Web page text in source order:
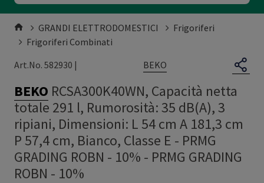
GRANDI ELETTRODOMESTICI
Frigoriferi
Frigoriferi Combinati
Art.No. 582930 |
BEKO
BEKO RCSA300K40WN, Capacità netta
totale 291 l, Rumorosità: 35 dB(A), 3
ripiani, Dimensioni: L 54 cm A 181,3 cm
P 57,4 cm, Bianco, Classe E - PRMG
GRADING ROBN - 10% - PRMG GRADING
ROBN - 10%